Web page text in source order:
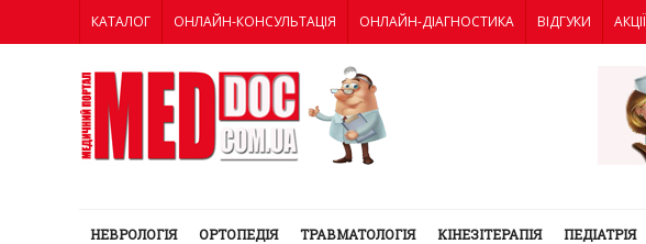
КАТАЛОГ ОНЛАЙН-КОНСУЛЬТАЦІЯ ОНЛАЙН-ДІАГНОСТИКА ВІДГУКИ АКЦІЇ
НЕВРОЛОГІЯ ОРТОПЕДІЯ ТРАВМАТОЛОГІЯ КІНЕЗІТЕРАПІЯ ПЕДІАТРІЯ